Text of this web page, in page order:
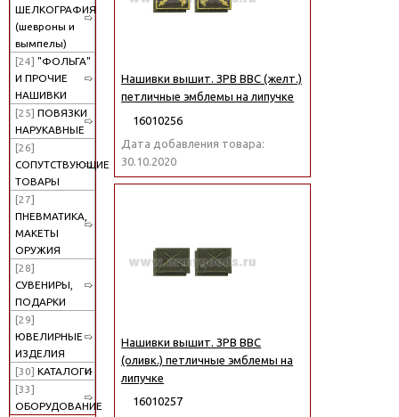
ШЕЛКОГРАФИЯ
(шевроны и
вымпелы)
[24] "ФОЛЬГА"
И ПРОЧИЕ
НАШИВКИ
[25] ПОВЯЗКИ
НАРУКАВНЫЕ
[26]
СОПУТСТВУЮЩИЕ
ТОВАРЫ
[27]
ПНЕВМАТИКА,
МАКЕТЫ
ОРУЖИЯ
[28]
СУВЕНИРЫ,
ПОДАРКИ
[29]
ЮВЕЛИРНЫЕ
ИЗДЕЛИЯ
[30] КАТАЛОГИ
[33]
ОБОРУДОВАНИЕ
Нашивки вышит. ЗРВ ВВС (желт.)
петличные эмблемы на липучке
16010256
Дата добавления товара:
30.10.2020
Нашивки вышит. ЗРВ ВВС
(оливк.) петличные эмблемы на
липучке
16010257